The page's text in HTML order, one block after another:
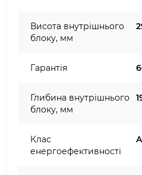
Висота внутрішнього
блоку, мм
Гарантія
Глибина внутрішнього
блоку, мм
Клас
енергоефективності